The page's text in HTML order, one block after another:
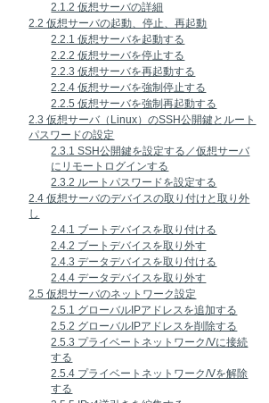
2.1.2 仮想サーバの詳細
2.2 仮想サーバの起動、停止、再起動
2.2.1 仮想サーバを起動する
2.2.2 仮想サーバを停止する
2.2.3 仮想サーバを再起動する
2.2.4 仮想サーバを強制停止する
2.2.5 仮想サーバを強制再起動する
2.3 仮想サーバ（Linux）のSSH公開鍵とルート
パスワードの設定
2.3.1 SSH公開鍵を設定する／仮想サーバ
にリモートログインする
2.3.2 ルートパスワードを設定する
2.4 仮想サーバのデバイスの取り付けと取り外
し
2.4.1 ブートデバイスを取り付ける
2.4.2 ブートデバイスを取り外す
2.4.3 データデバイスを取り付ける
2.4.4 データデバイスを取り外す
2.5 仮想サーバのネットワーク設定
2.5.1 グローバルIPアドレスを追加する
2.5.2 グローバルIPアドレスを削除する
2.5.3 プライベートネットワーク/Vに接続
する
2.5.4 プライベートネットワーク/Vを解除
する